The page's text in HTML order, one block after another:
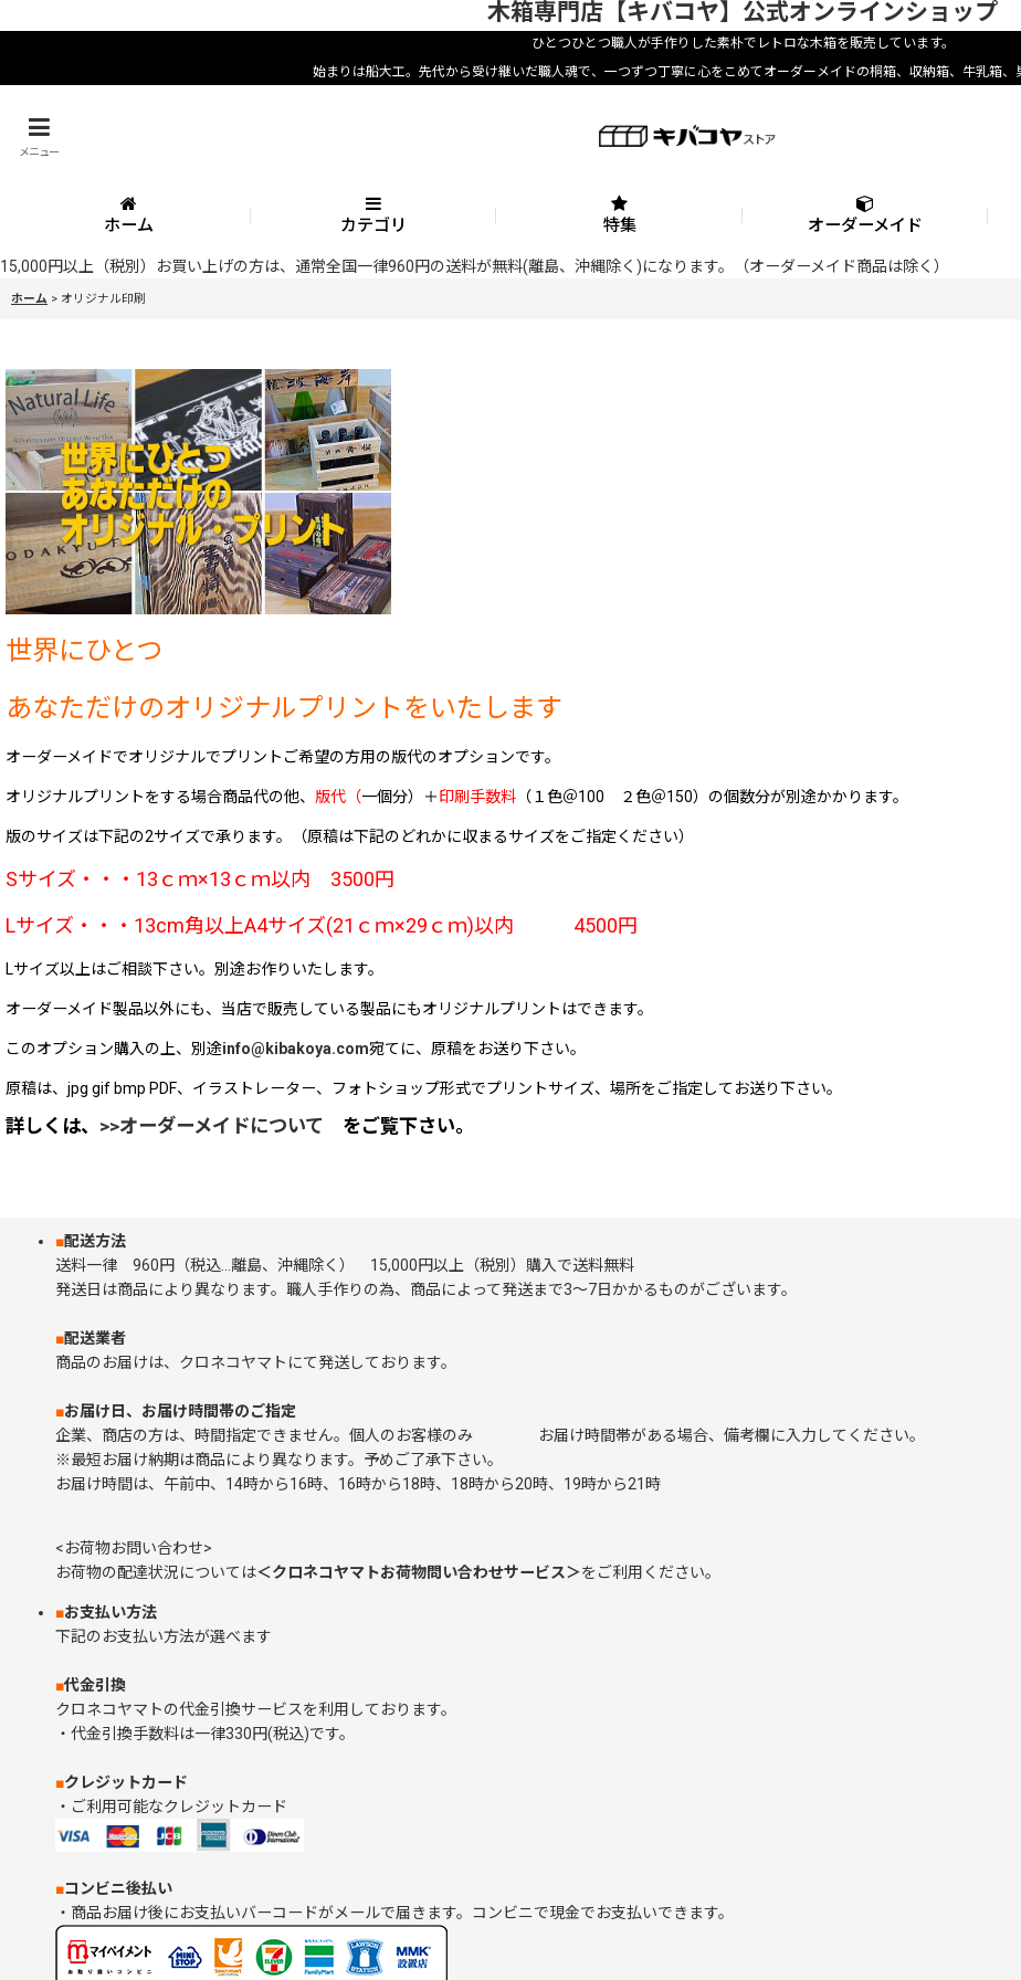
木箱専門店【キバコヤ】公式オンラインショップ
ひとつひとつ職人が手作りした素朴でレトロな木箱を販売しています。
始まりは船大工。先代から受け継いだ職人魂で、一つずつ丁寧に心をこめてオーダーメイドの桐箱、収納箱、牛乳箱、
メニュー
ホーム カテゴリ 特集 オーダーメイド
15,000円以上（税別）お買い上げの方は、通常全国一律960円の送料が無料(離島、沖縄除く)になります。（オーダーメイド商品は除く）
ホーム > オリジナル印刷
世界にひとつ
あなただけのオリジナルプリントをいたします
オーダーメイドでオリジナルでプリントご希望の方用の版代のオプションです。
オリジナルプリントをする場合商品代の他、 版代（一個分）＋印刷手数料 （１色＠100 ２色＠150）の個数分が別途かかります。
版のサイズは下記の2サイズで承ります。（原稿は下記のどれかに収まるサイズをご指定ください）
Sサイズ・・・13ｃｍ×13ｃｍ以内 3500円
Lサイズ・・・13cm角以上A4サイズ(21ｃｍ×29ｃｍ)以内 4500円
Lサイズ以上はご相談下さい。別途お作りいたします。
オーダーメイド製品以外にも、当店で販売している製品にもオリジナルプリントはできます。
このオプション購入の上、別途info@kibakoya.com宛てに、原稿をお送り下さい。
原稿は、jpg gif bmp PDF、イラストレーター、フォトショップ形式でプリントサイズ、場所をご指定してお送り下さい。
詳しくは、 >>オーダーメイドについて をご覧下さい。
■配送方法
送料一律 960円（税込…離島、沖縄除く） 15,000円以上（税別）購入で送料無料
発送日は商品により異なります。職人手作りの為、商品によって発送まで3～7日かかるものがございます。
■配送業者
商品のお届けは、クロネコヤマトにて発送しております。
■お届け日、お届け時間帯のご指定
企業、商店の方は、時間指定できません。個人のお客様のみ お届け時間帯がある場合、備考欄に入力してください。
※最短お届け納期は商品により異なります。予めご了承下さい。
お届け時間は、午前中、14時から16時、16時から18時、18時から20時、19時から21時
<お荷物お問い合わせ>
お荷物の配達状況については＜クロネコヤマトお荷物問い合わせサービス＞をご利用ください。
■お支払い方法
下記のお支払い方法が選べます
■代金引換
クロネコヤマトの代金引換サービスを利用しております。
・代金引換手数料は一律330円(税込)です。
■クレジットカード
・ご利用可能なクレジットカード
■コンビニ後払い
・商品お届け後にお支払いバーコードがメールで届きます。コンビニで現金でお支払いできます。